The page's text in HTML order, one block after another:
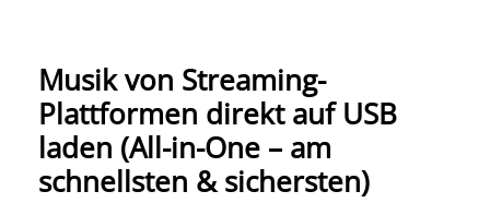
Musik von Streaming-
Plattformen direkt auf USB
laden (All-in-One – am
schnellsten & sichersten)